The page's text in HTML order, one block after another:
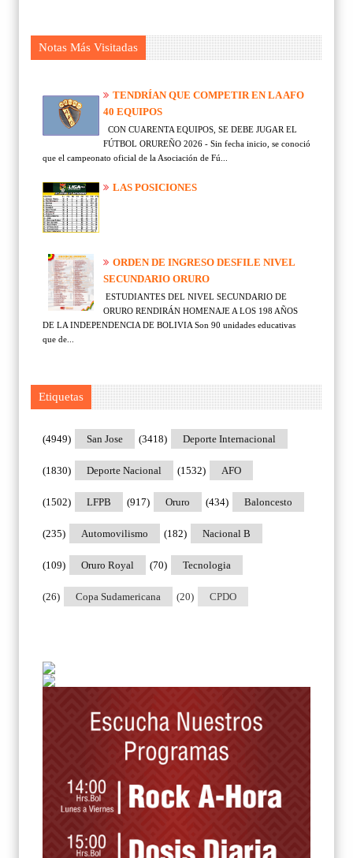
Notas Más Visitadas
TENDRÍAN QUE COMPETIR EN LA AFO
40 EQUIPOS
CON CUARENTA EQUIPOS, SE DEBE JUGAR EL
FÚTBOL ORUREÑO 2026 - Sin fecha inicio, se conoció
que el campeonato oficial de la Asociación de Fú...
LAS POSICIONES
ORDEN DE INGRESO DESFILE NIVEL
SECUNDARIO ORURO
ESTUDIANTES DEL NIVEL SECUNDARIO DE
ORURO RENDIRÁN HOMENAJE A LOS 198 AÑOS
DE LA INDEPENDENCIA DE BOLIVIA Son 90 unidades educativas
que de...
Etiquetas
San Jose
(4949) Deporte Internacional
(3418)
Deporte Nacional
(1830) AFO
(1532)
LFPB
(1502) Oruro
(917) Baloncesto
(434)
Automovilismo
(235) Nacional B
(182)
Oruro Royal
(109) Tecnologia
(70)
Copa Sudamericana
(26) CPDO
(20)